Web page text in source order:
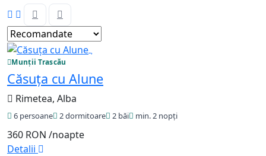
Munții Trascău
Căsuța cu Alune
Rimetea, Alba
6 persoane 2 dormitoare 2 băi min. 2 nopți
360 RON /noapte
Detalii